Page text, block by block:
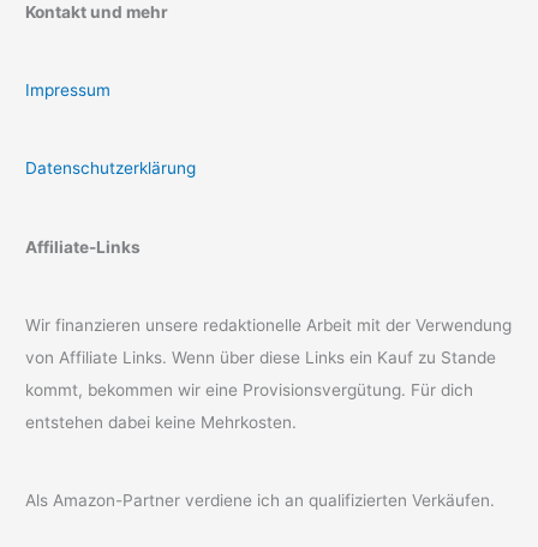
Kontakt und mehr
Impressum
Datenschutzerklärung
Affiliate-Links
Wir finanzieren unsere redaktionelle Arbeit mit der Verwendung
von Affiliate Links. Wenn über diese Links ein Kauf zu Stande
kommt, bekommen wir eine Provisionsvergütung. Für dich
entstehen dabei keine Mehrkosten.
Als Amazon-Partner verdiene ich an qualifizierten Verkäufen.